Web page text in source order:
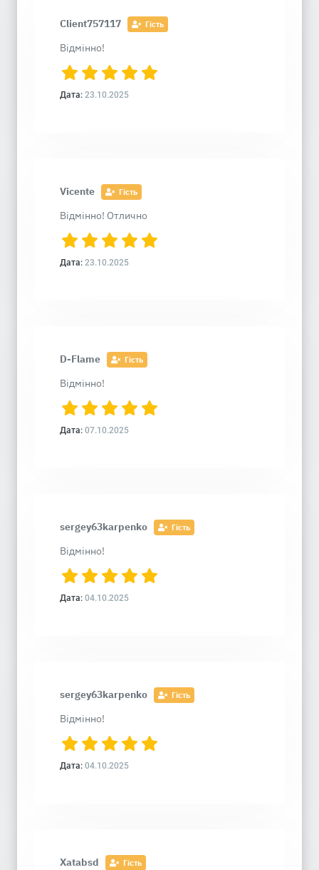
Client757117 Гість
Відмінно!
Дата: 23.10.2025
Vicente Гість
Відмінно! Отлично
Дата: 23.10.2025
D-Flame Гість
Відмінно!
Дата: 07.10.2025
sergey63karpenko Гість
Відмінно!
Дата: 04.10.2025
sergey63karpenko Гість
Відмінно!
Дата: 04.10.2025
Xatabsd Гість